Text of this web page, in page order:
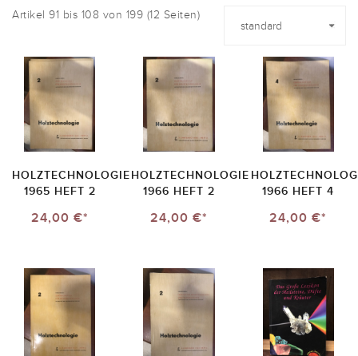
Artikel 91 bis 108 von 199 (12 Seiten)
HOLZTECHNOLOGIE
1965 HEFT 2
24,00 €*
HOLZTECHNOLOGIE
1966 HEFT 2
24,00 €*
1966 HEFT 4
24,00 €*